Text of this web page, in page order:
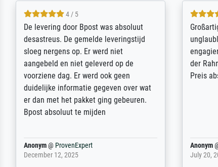
5 / 5
Sehr gute Qualität des Leinwanddrucks
und des Rahmens! Unser Bild wurde
sehr sorgfältig und sicher verpackt, so
dass es unbeschadet bei uns ankam. Es
wird nicht unser letzter Meisterdruck
sein. Vielen Dank!
Reinhold,@ProvenExpert
April 22, 2026
Für ein
Ihnen
weiter.
Margot
February